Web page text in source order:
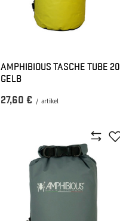
AMPHIBIOUS TASCHE TUBE 20
GELB
27,60 € / artikel